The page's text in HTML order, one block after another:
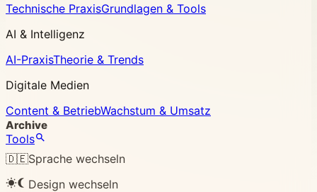
Technische PraxisGrundlagen & Tools
AI & Intelligenz
AI-PraxisTheorie & Trends
Digitale Medien
Content & BetriebWachstum & Umsatz
Archive
Tools
🇩🇪Sprache wechseln
Design wechseln